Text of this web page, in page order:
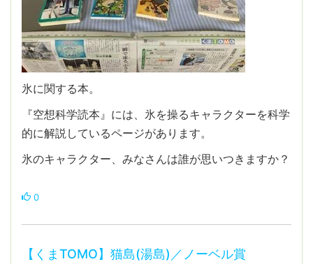
氷に関する本。
『空想科学読本』には、氷を操るキャラクターを科学
的に解説しているページがあります。
氷のキャラクター、みなさんは誰が思いつきますか？
0
【くまTOMO】猫島(湯島)／ノーベル賞